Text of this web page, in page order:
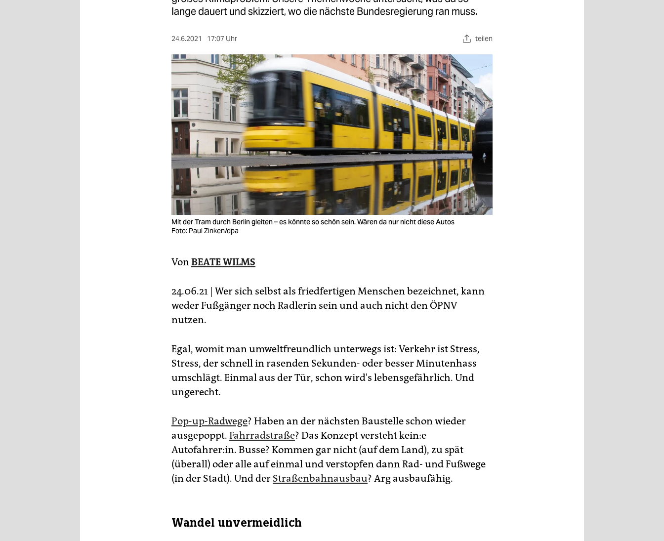
lange dauert und skizziert, wo die nächste Bundesregierung ran muss.
24.6.2021 17:07 Uhr teilen
Mit der Tram durch Berlin gleiten – es könnte so schön sein. Wären da nur nicht diese Autos
Foto: Paul Zinken/dpa
VonBEATE WILMS
24.06.21 | Wer sich selbst als friedfertigen Menschen bezeichnet, kann
weder Fußgänger noch Radlerin sein und auch nicht den ÖPNV
nutzen.
Egal, womit man umweltfreundlich unterwegs ist: Verkehr ist Stress,
Stress, der schnell in rasenden Sekunden- oder besser Minutenhass
umschlägt. Einmal aus der Tür, schon wird's lebensgefährlich. Und
ungerecht.
Pop-up-Radwege? Haben an der nächsten Baustelle schon wieder
ausgepoppt. Fahrradstraße? Das Konzept versteht kei­n:e
Autofahrer:in. Busse? Kommen gar nicht (auf dem Land), zu spät
(überall) oder alle auf einmal und verstopfen dann Rad- und Fußwege
(in der Stadt). Und der Straßenbahnausbau? Arg ausbaufähig.
Wandel unvermeidlich